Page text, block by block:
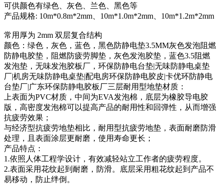
可供颜色有绿色、灰色、兰色、黑色等
产品规格: 10m*0.8m*2mm、10m*1.0m*2mm、10m*1.2m*2mm
常用厚为 2mm 双层复合结构
颜色：绿色，灰色，蓝色，黑色防静电垫3.5MM灰色发泡阻燃
防静电胶垫，阻燃防疲劳脚垫，灰色发泡胶垫，蓝色3.5阻燃
发泡垫，无味发泡胶板厂，环保防静电台垫|无味防静电桌垫
厂|机房无味防静电桌垫|配电房环保防静电胶皮|卡优环防静电
台垫厂|广东环保防静电胶板厂三层耐用型地垫材质：
上表面为PVC材质，中间为EVA发泡棉，底层为橡胶导电胶
版，高密度发泡棉可以提高产品的耐用性和回弹性，从而增强
抗疲劳效果；
与经济型抗疲劳地垫相比，耐用型抗疲劳地垫，表面耐磨防滑
处理，且表面涂层更耐磨，使用寿命更长；
产品特点：
1.依照人体工程学设计，有效减轻站立工作者的疲劳程度。
2.表面采用花纹起到耐磨，防滑。底层采用粗花纹起到产品不
易移动，防止绊倒。